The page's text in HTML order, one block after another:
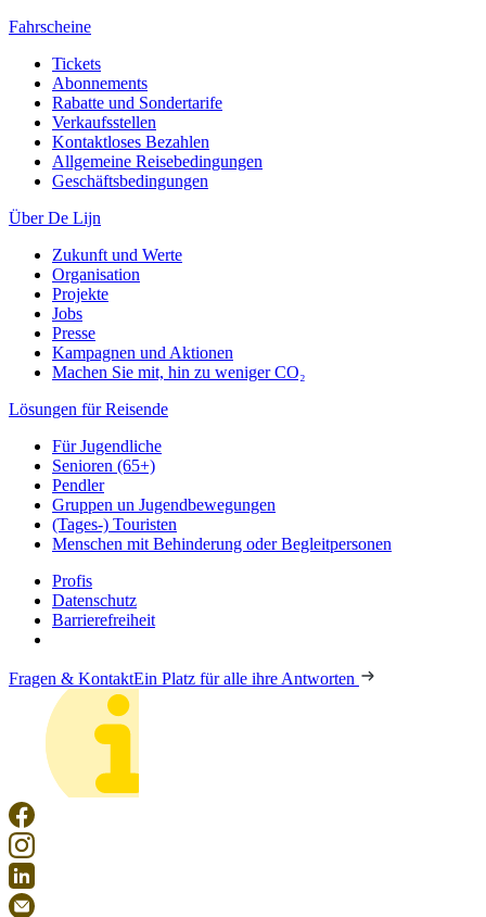
Fahrscheine
Tickets
Abonnements
Rabatte und Sondertarife
Verkaufsstellen
Kontaktloses Bezahlen
Allgemeine Reisebedingungen
Geschäftsbedingungen
Über De Lijn
Zukunft und Werte
Organisation
Projekte
Jobs
Presse
Kampagnen und Aktionen
Machen Sie mit, hin zu weniger CO₂
Lösungen für Reisende
Für Jugendliche
Senioren (65+)
Pendler
Gruppen un Jugendbewegungen
(Tages-) Touristen
Menschen mit Behinderung oder Begleitpersonen
Profis
Datenschutz
Barrierefreiheit
Fragen & KontaktEin Platz für alle ihre Antworten